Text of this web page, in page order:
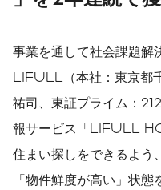
Japanese
事業を通して社会課題解
LIFULL（本社：東京都
祐司、東証プライム：
報サービス「LIFULL
住まい探しをできるよう
「物件鮮度が高い」状態